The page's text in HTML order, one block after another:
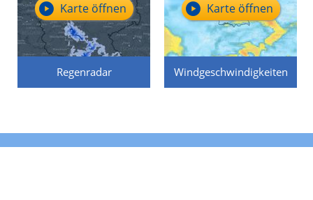
Regenradar
Karte öffnen
Windgeschwindigkeiten
Karte öffnen